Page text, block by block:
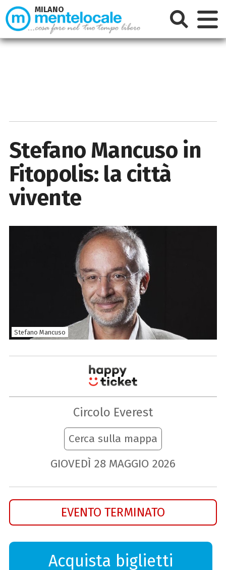
Stefano Mancuso in
Fitopolis: la città
vivente
Stefano Mancuso
Circolo Everest
Cerca sulla mappa
GIOVEDÌ 28 MAGGIO 2026
EVENTO TERMINATO
Acquista biglietti
MILANO